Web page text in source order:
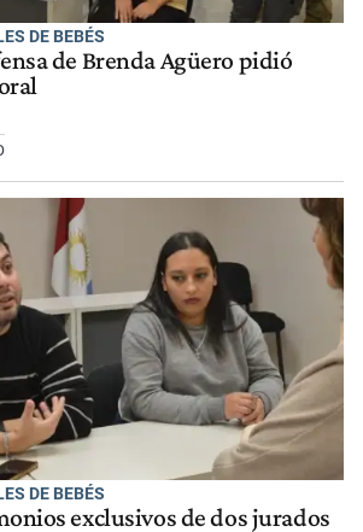
DE BEBÉS
de Brenda Agüero pidió
DE BEBÉS
exclusivos de dos jurados